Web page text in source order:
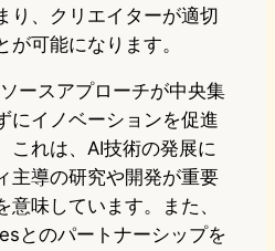
り、クリエイターが適切
可能になります。
ースアプローチが中央集
にイノベーションを促進
これは、AI技術の発展に
主導の研究や開発が重要
味しています。また、
とのパートナーシップを